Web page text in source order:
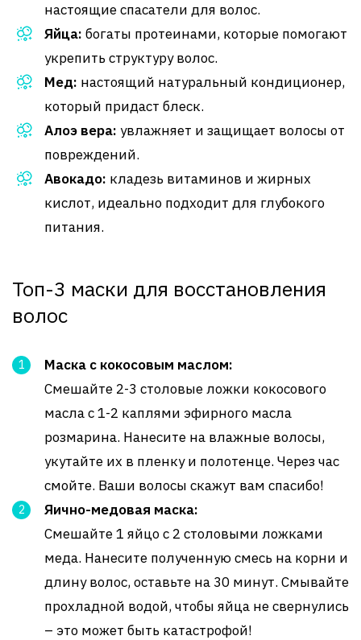
настоящие спасатели для волос.
Яйца: богаты протеинами, которые помогают
укрепить структуру волос.
Мед: настоящий натуральный кондиционер,
который придаст блеск.
Алоэ вера: увлажняет и защищает волосы от
повреждений.
Авокадо: кладезь витаминов и жирных
кислот, идеально подходит для глубокого
питания.
Топ-3 маски для восстановления
волос
Маска с кокосовым маслом:
Смешайте 2-3 столовые ложки кокосового
масла с 1-2 каплями эфирного масла
розмарина. Нанесите на влажные волосы,
укутайте их в пленку и полотенце. Через час
смойте. Ваши волосы скажут вам спасибо!
Яично-медовая маска:
Смешайте 1 яйцо с 2 столовыми ложками
меда. Нанесите полученную смесь на корни и
длину волос, оставьте на 30 минут. Смывайте
прохладной водой, чтобы яйца не свернулись
– это может быть катастрофой!